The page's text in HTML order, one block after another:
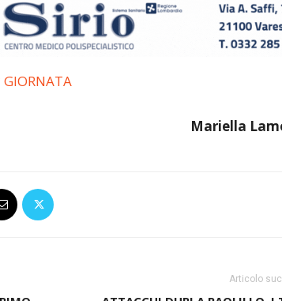
GIORNATA
Mariella
Articolo